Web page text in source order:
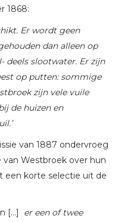
1868:
Er wordt geen
dan alleen op
deels slootwater. Er zijn
op putten: sommige
zijn vele vuile
de huizen en
van 1887 ondervroeg
van Westbroek over hun
een korte selectie uit de
[…] er een of twee